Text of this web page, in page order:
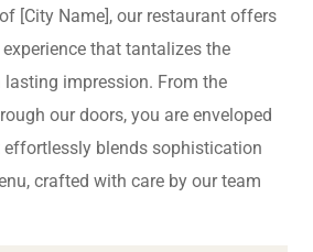
[City Name], our restaurant offers
that tantalizes the
lasting impression. From the
our doors, you are enveloped
blends sophistication
crafted with care by our team